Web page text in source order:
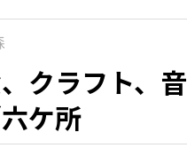
クラフト、
ケ所